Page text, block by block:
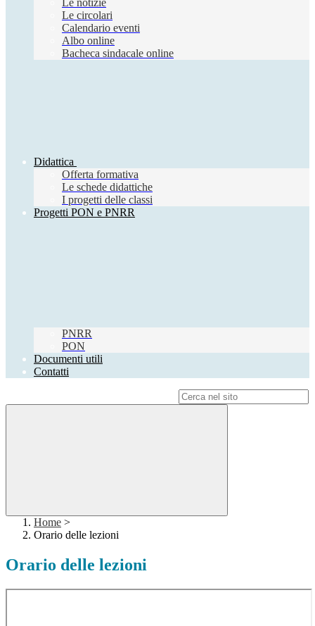
Le notizie
Le circolari
Calendario eventi
Albo online
Bacheca sindacale online
Didattica
Offerta formativa
Le schede didattiche
I progetti delle classi
Progetti PON e PNRR
PNRR
PON
Documenti utili
Contatti
Home >
Orario delle lezioni
Orario delle lezioni